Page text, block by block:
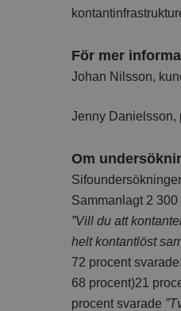
För mer
Johan Nilsson,
Jenny Danielsson,
Om
Sammanlagt 2
”Vill du att
helt kontantlöst
72 procent svarade:
68 procent)21
procent svarade